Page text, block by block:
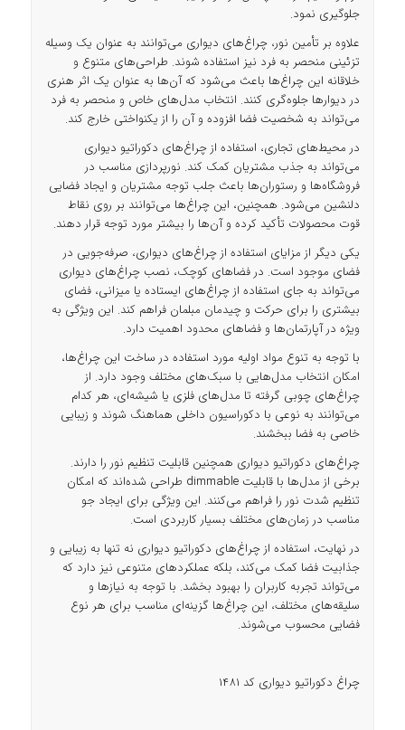
جلوگیری نمود.
علاوه بر تأمین نور، چراغ‌های دیواری می‌توانند به عنوان یک وسیله
تزئینی منحصر به فرد نیز استفاده شوند. طراحی‌های متنوع و
خلاقانه این چراغ‌ها باعث می‌شود که آن‌ها به عنوان یک اثر هنری
در دیوارها جلوه‌گری کنند. انتخاب مدل‌های خاص و منحصر به فرد
می‌تواند به شخصیت فضا افزوده و آن را از یکنواختی خارج کند.
در محیط‌های تجاری، استفاده از چراغ‌های دکوراتیو دیواری
می‌تواند به جذب مشتریان کمک کند. نورپردازی مناسب در
فروشگاه‌ها و رستوران‌ها باعث جلب توجه مشتریان و ایجاد فضایی
دلنشین می‌شود. همچنین، این چراغ‌ها می‌توانند بر روی نقاط
قوت محصولات تأکید کرده و آن‌ها را بیشتر مورد توجه قرار دهند.
یکی دیگر از مزایای استفاده از چراغ‌های دیواری، صرفه‌جویی در
فضای موجود است. در فضاهای کوچک، نصب چراغ‌های دیواری
می‌تواند به جای استفاده از چراغ‌های ایستاده یا میزانی، فضای
بیشتری را برای حرکت و چیدمان مبلمان فراهم کند. این ویژگی به
ویژه در آپارتمان‌ها و فضاهای محدود اهمیت دارد.
با توجه به تنوع مواد اولیه مورد استفاده در ساخت این چراغ‌ها،
امکان انتخاب مدل‌هایی با سبک‌های مختلف وجود دارد. از
چراغ‌های چوبی گرفته تا مدل‌های فلزی یا شیشه‌ای، هر کدام
می‌توانند به نوعی با دکوراسیون داخلی هماهنگ شوند و زیبایی
خاصی به فضا ببخشند.
چراغ‌های دکوراتیو دیواری همچنین قابلیت تنظیم نور را دارند.
برخی از مدل‌ها با قابلیت dimmable طراحی شده‌اند که امکان
تنظیم شدت نور را فراهم می‌کنند. این ویژگی برای ایجاد جو
مناسب در زمان‌های مختلف بسیار کاربردی است.
در نهایت، استفاده از چراغ‌های دکوراتیو دیواری نه تنها به زیبایی و
جذابیت فضا کمک می‌کند، بلکه عملکردهای متنوعی نیز دارد که
می‌تواند تجربه کاربران را بهبود بخشد. با توجه به نیازها و
سلیقه‌های مختلف، این چراغ‌ها گزینه‌ای مناسب برای هر نوع
فضایی محسوب می‌شوند.
چراغ دکوراتیو دیواری کد 1481